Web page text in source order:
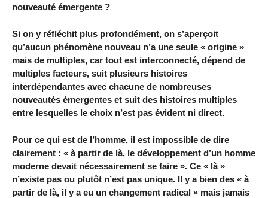
nouveauté émergente ?
Si on y réfléchit plus profondément, on s’aperçoit
qu’aucun phénomène nouveau n’a une seule « origine »
mais de multiples, car tout est interconnecté, dépend de
multiples facteurs, suit plusieurs histoires
interdépendantes avec chacune de nombreuses
nouveautés émergentes et suit des histoires multiples
entre lesquelles le choix n’est pas évident ni direct.
Pour ce qui est de l’homme, il est impossible de dire
clairement : « à partir de là, le développement d’un homme
moderne devait nécessairement se faire ». Ce « là »
n’existe pas ou plutôt n’est pas unique. Il y a bien des « à
partir de là, il y a eu un changement radical » mais jamais